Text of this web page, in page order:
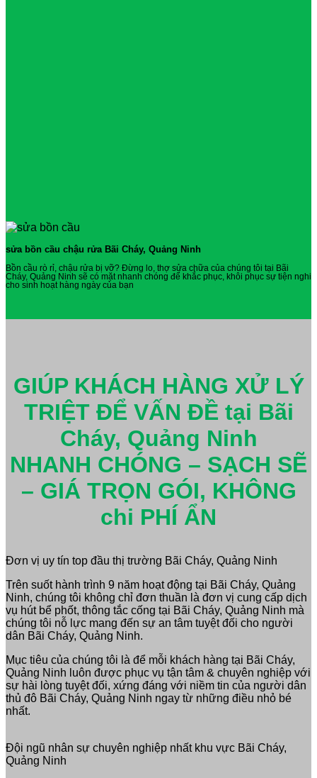
sửa bồn cầu chậu rửa Bãi Cháy, Quảng Ninh
Bồn cầu rò rỉ, chậu rửa bị vỡ? Đừng lo, thợ sửa chữa của chúng tôi tại Bãi
Cháy, Quảng Ninh sẽ có mặt nhanh chóng để khắc phục, khôi phục sự tiện nghi
cho sinh hoạt hàng ngày của bạn
GIÚP KHÁCH HÀNG XỬ LÝ
TRIỆT ĐỂ VẤN ĐỀ tại Bãi
Cháy, Quảng Ninh
NHANH CHÓNG – SẠCH SẼ
– GIÁ TRỌN GÓI, KHÔNG
chi PHÍ ẨN
Đơn vị uy tín top đầu thị trường Bãi Cháy, Quảng Ninh
Trên suốt hành trình 9 năm hoạt động tại Bãi Cháy, Quảng
Ninh, chúng tôi không chỉ đơn thuần là đơn vị cung cấp dịch
vụ hút bể phốt, thông tắc cống tại Bãi Cháy, Quảng Ninh mà
chúng tôi nỗ lực mang đến sự an tâm tuyệt đối cho người
dân Bãi Cháy, Quảng Ninh.
Mục tiêu của chúng tôi là để mỗi khách hàng tại Bãi Cháy,
Quảng Ninh luôn được phục vụ tận tâm & chuyên nghiệp với
sự hài lòng tuyệt đối, xứng đáng với niềm tin của người dân
thủ đô Bãi Cháy, Quảng Ninh ngay từ những điều nhỏ bé
nhất.
Đội ngũ nhân sự chuyên nghiệp nhất khu vực Bãi Cháy,
Quảng Ninh